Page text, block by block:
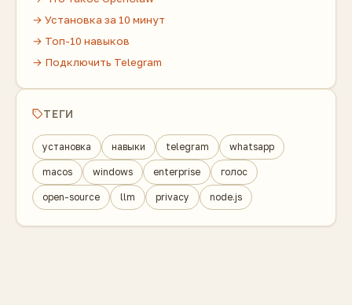
→ Установка за 10 минут
→ Топ-10 навыков
→ Подключить Telegram
ТЕГИ
установка навыки telegram whatsapp
macos windows enterprise голос
open-source llm privacy node.js